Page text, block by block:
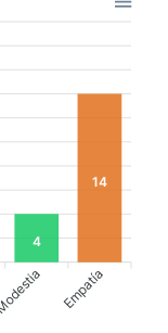
4
14
Modestia Empatía